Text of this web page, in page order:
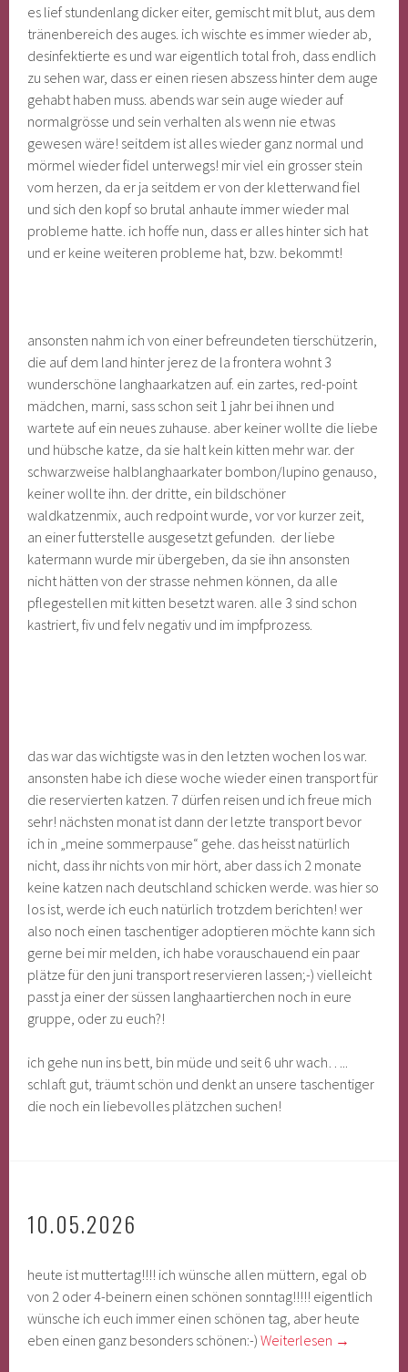
es lief stundenlang dicker eiter, gemischt mit blut, aus dem
tränenbereich des auges. ich wischte es immer wieder ab,
desinfektierte es und war eigentlich total froh, dass endlich
zu sehen war, dass er einen riesen abszess hinter dem auge
gehabt haben muss. abends war sein auge wieder auf
normalgrösse und sein verhalten als wenn nie etwas
gewesen wäre! seitdem ist alles wieder ganz normal und
mörmel wieder fidel unterwegs! mir viel ein grosser stein
vom herzen, da er ja seitdem er von der kletterwand fiel
und sich den kopf so brutal anhaute immer wieder mal
probleme hatte. ich hoffe nun, dass er alles hinter sich hat
und er keine weiteren probleme hat, bzw. bekommt!
ansonsten nahm ich von einer befreundeten tierschützerin,
die auf dem land hinter jerez de la frontera wohnt 3
wunderschöne langhaarkatzen auf. ein zartes, red-point
mädchen, marni, sass schon seit 1 jahr bei ihnen und
wartete auf ein neues zuhause. aber keiner wollte die liebe
und hübsche katze, da sie halt kein kitten mehr war. der
schwarzweise halblanghaarkater bombon/lupino genauso,
keiner wollte ihn. der dritte, ein bildschöner
waldkatzenmix, auch redpoint wurde, vor vor kurzer zeit,
an einer futterstelle ausgesetzt gefunden. der liebe
katermann wurde mir übergeben, da sie ihn ansonsten
nicht hätten von der strasse nehmen können, da alle
pflegestellen mit kitten besetzt waren. alle 3 sind schon
kastriert, fiv und felv negativ und im impfprozess.
das war das wichtigste was in den letzten wochen los war.
ansonsten habe ich diese woche wieder einen transport für
die reservierten katzen. 7 dürfen reisen und ich freue mich
sehr! nächsten monat ist dann der letzte transport bevor
ich in „meine sommerpause“ gehe. das heisst natürlich
nicht, dass ihr nichts von mir hört, aber dass ich 2 monate
keine katzen nach deutschland schicken werde. was hier so
los ist, werde ich euch natürlich trotzdem berichten! wer
also noch einen taschentiger adoptieren möchte kann sich
gerne bei mir melden, ich habe vorauschauend ein paar
plätze für den juni transport reservieren lassen;-) vielleicht
passt ja einer der süssen langhaartierchen noch in eure
gruppe, oder zu euch?!
ich gehe nun ins bett, bin müde und seit 6 uhr wach…..
schlaft gut, träumt schön und denkt an unsere taschentiger
die noch ein liebevolles plätzchen suchen!
10.05.2026
heute ist muttertag!!!! ich wünsche allen müttern, egal ob
von 2 oder 4-beinern einen schönen sonntag!!!!! eigentlich
wünsche ich euch immer einen schönen tag, aber heute
eben einen ganz besonders schönen:-)Weiterlesen →